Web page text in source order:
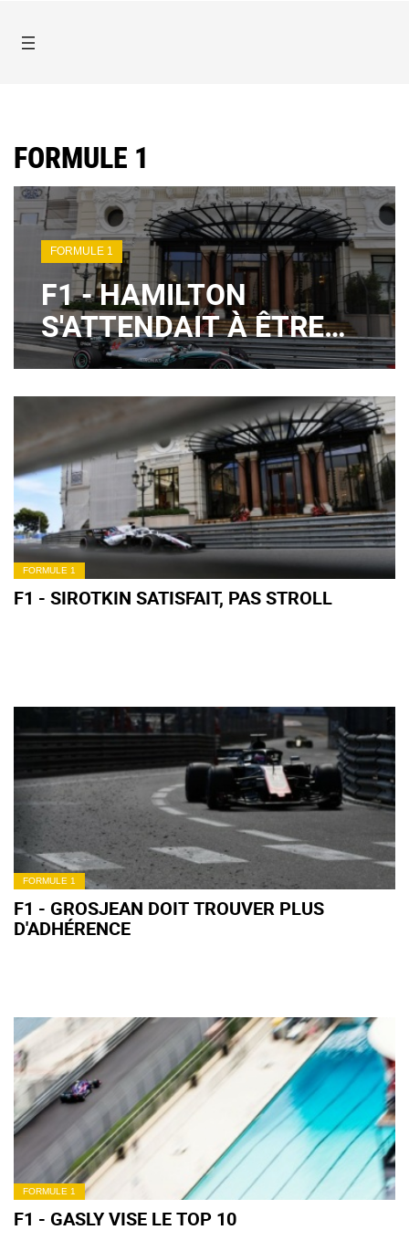
FORMULE 1
FORMULE 1
F1 - HAMILTON
S'ATTENDAIT À ÊTRE
PLUS LOIN
FORMULE 1
F1 - SIROTKIN SATISFAIT, PAS STROLL
FORMULE 1
F1 - GROSJEAN DOIT TROUVER PLUS
D'ADHÉRENCE
FORMULE 1
F1 - GASLY VISE LE TOP 10